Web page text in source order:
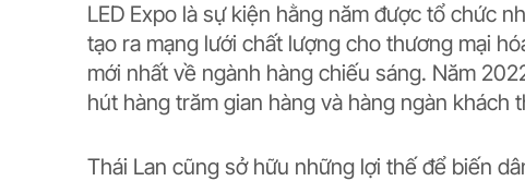
LED Expo là sự kiện hằng năm được tổ chức
tạo ra mạng lưới chất lượng cho thương mại
mới nhất về ngành hàng chiếu sáng. Năm
hút hàng trăm gian hàng và hàng ngàn khách
Thái Lan cũng sở hữu những lợi thế để biến